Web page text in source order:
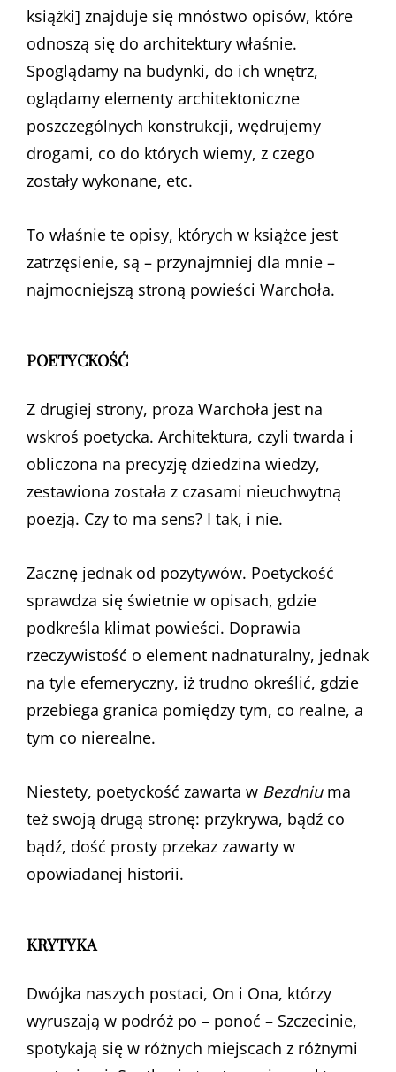
książki] znajduje się mnóstwo opisów, które
odnoszą się do architektury właśnie.
Spoglądamy na budynki, do ich wnętrz,
oglądamy elementy architektoniczne
poszczególnych konstrukcji, wędrujemy
drogami, co do których wiemy, z czego
zostały wykonane, etc.
To właśnie te opisy, których w książce jest
zatrzęsienie, są – przynajmniej dla mnie –
najmocniejszą stroną powieści Warchoła.
POETYCKOŚĆ
Z drugiej strony, proza Warchoła jest na
wskroś poetycka. Architektura, czyli twarda i
obliczona na precyzję dziedzina wiedzy,
zestawiona została z czasami nieuchwytną
poezją. Czy to ma sens? I tak, i nie.
Zacznę jednak od pozytywów. Poetyckość
sprawdza się świetnie w opisach, gdzie
podkreśla klimat powieści. Doprawia
rzeczywistość o element nadnaturalny, jednak
na tyle efemeryczny, iż trudno określić, gdzie
przebiega granica pomiędzy tym, co realne, a
tym co nierealne.
Niestety, poetyckość zawarta w Bezdniu ma
też swoją drugą stronę: przykrywa, bądź co
bądź, dość prosty przekaz zawarty w
opowiadanej historii.
KRYTYKA
Dwójka naszych postaci, On i Ona, którzy
wyruszają w podróż po – ponoć – Szczecinie,
spotykają się w różnych miejscach z różnymi